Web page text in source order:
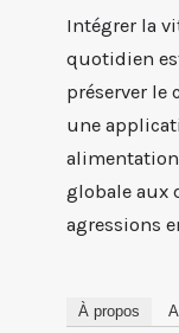
Intégrer la
quotidien
préserver le
une
globale aux
agressions
À propos